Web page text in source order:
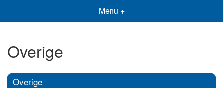
Menu +
Overige
Overige